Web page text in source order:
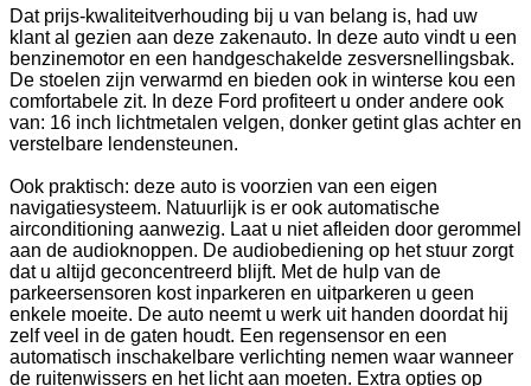
Dat prijs-kwaliteitverhouding bij u van belang is, had uw
klant al gezien aan deze zakenauto. In deze auto vindt u een
benzinemotor en een handgeschakelde zesversnellingsbak.
De stoelen zijn verwarmd en bieden ook in winterse kou een
comfortabele zit. In deze Ford profiteert u onder andere ook
van: 16 inch lichtmetalen velgen, donker getint glas achter en
verstelbare lendensteunen.
Ook praktisch: deze auto is voorzien van een eigen
navigatiesysteem. Natuurlijk is er ook automatische
airconditioning aanwezig. Laat u niet afleiden door gerommel
aan de audioknoppen. De audiobediening op het stuur zorgt
dat u altijd geconcentreerd blijft. Met de hulp van de
parkeersensoren kost inparkeren en uitparkeren u geen
enkele moeite. De auto neemt u werk uit handen doordat hij
zelf veel in de gaten houdt. Een regensensor en een
automatisch inschakelbare verlichting nemen waar wanneer
de ruitenwissers en het licht aan moeten. Extra opties op